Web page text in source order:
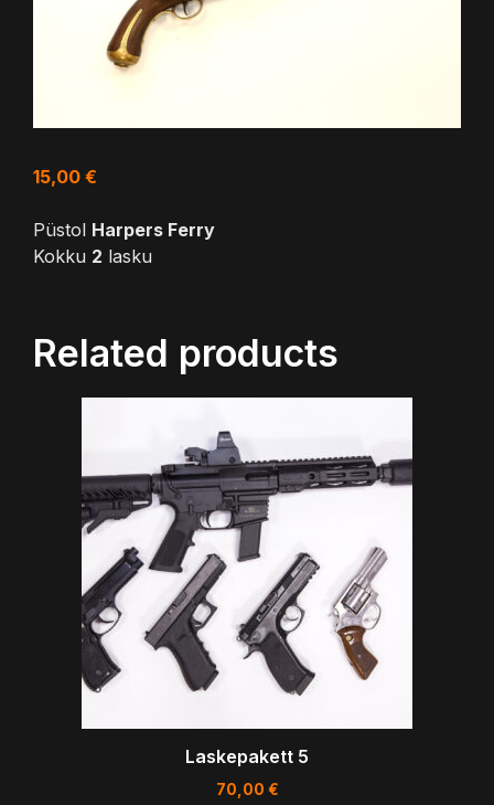
15,00 €
Püstol Harpers Ferry
Kokku 2 lasku
Related products
Laskepakett 5
70,00 €